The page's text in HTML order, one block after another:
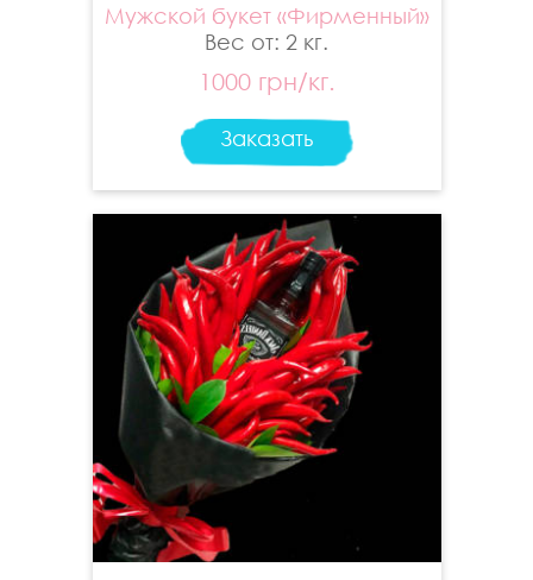
Мужской букет «Фирменный»
Вес от: 2 кг.
1000 грн/кг.
Заказать